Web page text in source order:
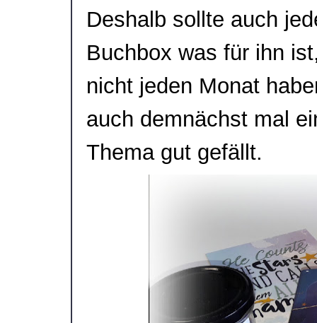
Deshalb sollte auch
Buchbox was für ihn
nicht jeden Monat
auch demnächst mal
Thema gut gefällt.